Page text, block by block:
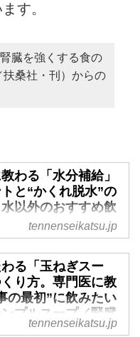
す。
臓を強くする食の
扶桑社・刊）からの
わる「水分補給」
と“かくれ脱水”の
以外のおすすめ飲
分に適した水分量を
／腎臓専門医・髙
- 天然生活web
に水を飲んだほうがい
方で、加齢とともに、
になる、夜中にトイレ
ら控えている、などと
tennenseikatsu.jp
る「玉ねぎスー
り方。専門医に教
の最初”に飲みたい
プルスープ／腎臓
髙取優二さん - 天然
tennenseikatsu.jp